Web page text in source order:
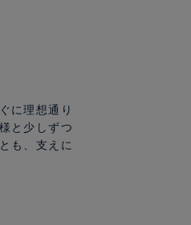
に理想通り
と少しずつ
も、支えに